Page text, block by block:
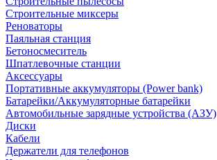
Строительные миксеры
Реноваторы
Паяльная станция
Бетоносмеситель
Шпатлевочные станции
Аксессуары
Портативные аккумуляторы (Power bank)
Батарейки/Аккумуляторные батарейки
Автомобильные зарядные устройства (АЗУ)
Диски
Кабели
Держатели для телефонов